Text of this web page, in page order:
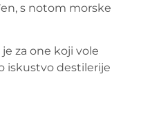
s notom morske
za one koji vole
iskustvo destilerije